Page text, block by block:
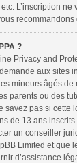
L’inscription ne
recommandons
?
Privacy and
aux sites
mineurs âgés de
parents ou des
savez pas si cette
de 13 ans
un conseiller
Limited et que
d’assistance